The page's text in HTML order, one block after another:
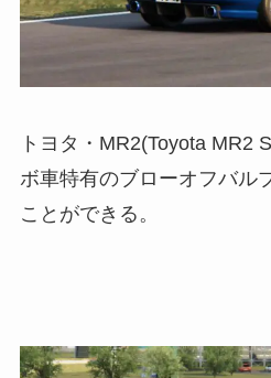
トヨタ・MR2(Toyota MR2
ボ車特有のブローオフバル
ことができる。